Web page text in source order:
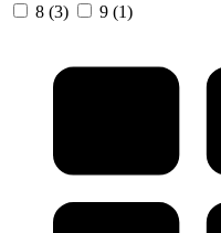
8 (3) 9 (1)